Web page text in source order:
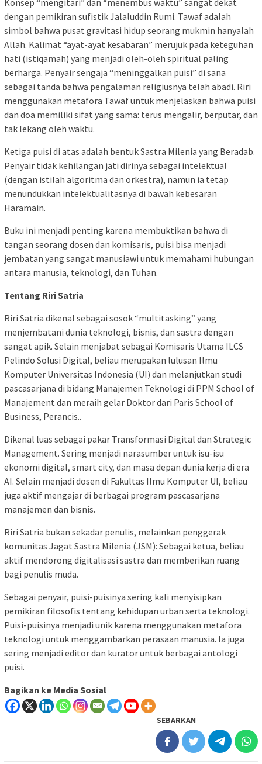
dengan pemikiran sufistik Jalaluddin Rumi. Tawaf adalah
simbol bahwa pusat gravitasi hidup seorang mukmin hanyalah
Allah. Kalimat “ayat-ayat kesabaran” merujuk pada keteguhan
hati (istiqamah) yang menjadi oleh-oleh spiritual paling
berharga. Penyair sengaja “meninggalkan puisi” di sana
sebagai tanda bahwa pengalaman religiusnya telah abadi. Riri
menggunakan metafora Tawaf untuk menjelaskan bahwa puisi
dan doa memiliki sifat yang sama: terus mengalir, berputar, dan
tak lekang oleh waktu.
​Ketiga puisi di atas adalah bentuk Sastra Milenia yang Beradab.
Penyair tidak kehilangan jati dirinya sebagai intelektual
(dengan istilah algoritma dan orkestra), namun ia tetap
menundukkan intelektualitasnya di bawah kebesaran
Haramain.
​Buku ini menjadi penting karena membuktikan bahwa di
tangan seorang dosen dan komisaris, puisi bisa menjadi
jembatan yang sangat manusiawi untuk memahami hubungan
antara manusia, teknologi, dan Tuhan.
Tentang Riri Satria
Riri Satria dikenal sebagai sosok “multitasking” yang
menjembatani dunia teknologi, bisnis, dan sastra dengan
sangat apik. ​Selain menjabat sebagai Komisaris Utama ILCS
Pelindo Solusi Digital, beliau merupakan lulusan Ilmu
Komputer Universitas Indonesia (UI) dan melanjutkan studi
pascasarjana di bidang Manajemen Teknologi di PPM School of
Manajement dan meraih gelar Doktor dari Paris School of
Business, Perancis..
​Dikenal luas sebagai pakar Transformasi Digital dan Strategic
Management. Sering menjadi narasumber untuk isu-isu
ekonomi digital, smart city, dan masa depan dunia kerja di era
AI. Selain menjadi dosen di Fakultas Ilmu Komputer UI, beliau
juga aktif mengajar di berbagai program pascasarjana
manajemen dan bisnis. ​
Riri Satria bukan sekadar penulis, melainkan penggerak
komunitas ​Jagat Sastra Milenia (JSM): Sebagai ketua, beliau
aktif mendorong digitalisasi sastra dan memberikan ruang
bagi penulis muda.
Sebagai penyair, puisi-puisinya sering kali menyisipkan
pemikiran filosofis tentang kehidupan urban serta teknologi.
Puisi-puisinya menjadi unik karena menggunakan metafora
teknologi untuk menggambarkan perasaan manusia. ​Ia juga
sering menjadi editor dan kurator untuk berbagai antologi
puisi.
Bagikan ke Media Sosial
SEBARKAN